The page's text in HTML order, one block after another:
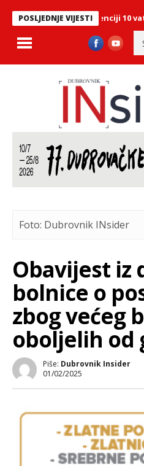
POSLJEDNJE VIJESTI
More, na intervenciji 10
Foto: Dubrovnik INsider
Obavijest iz
bolnice o
zbog većeg
oboljelih od
Piše: Dubrovnik Insider
01/02/2025